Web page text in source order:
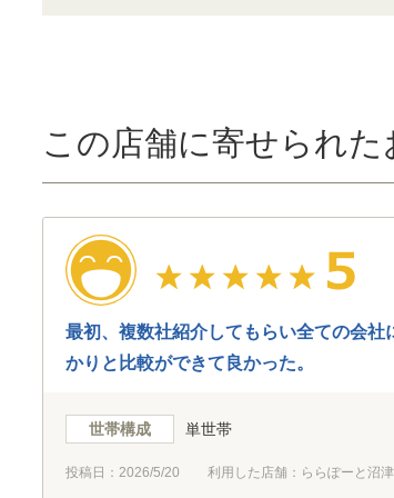
この店舗に寄せられた
最初、複数社紹介してもらい全ての会
かりと比較ができて良かった。
世帯構成 単世帯
投稿日： 2026/5/20 利用した店舗：ららぽーと沼